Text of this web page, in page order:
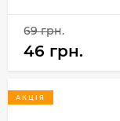
69 грн.
46 грн.
АКЦІЯ